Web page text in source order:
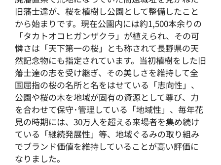
旧藩士達が、桜を植樹し公園として整備したこと
から始まりです。現在公園内には約1,500本余りの
「タカトオコヒガンザクラ」が植えられ、その可
憐さは「天下第一の桜」とも称されて長野県の天
然記念物にも指定されています。当初植樹をした旧
藩士達の志を受け継ぎ、その美しさを維持して全
国屈指の桜の名所と名をはせている「志向性」、
公園や桜の木を地域が固有の資源として尊び、力
を合わせて保守･管理している「地域性」、毎年花
見の時期には、30万人を超える来場者を集め続け
ている「継続発展性」等、地域ぐるみの取り組み
でブランド価値を維持していることが高い評価に
なりました。